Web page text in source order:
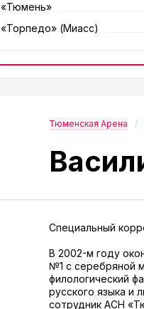
«Тюмень»
«Торпедо» (Миасс)
Тюменская Арена
Специальный
В 2002-м году
№1 с серебряной
филологический
русского языка и
сотрудник АСН